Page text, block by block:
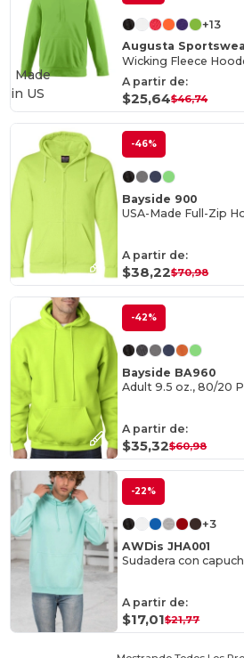
+13
Augusta
Wicking Fleece
A partir de:
$25,64$46,74
Made
in US
-46%
Bayside 900
USA-Made Full-Zip
A partir de:
$38,22$70,98
-42%
Bayside BA960
A partir de:
$35,32$60,98
-22%
+3
AWDis JHA001
Sudadera con
A partir de:
$17,01$21,77